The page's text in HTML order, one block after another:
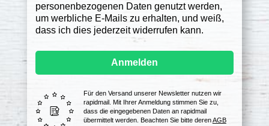
personenbezogenen Daten genutzt werden,
um werbliche E-Mails zu erhalten, und weiß,
dass ich dies jederzeit widerrufen kann.
Anmelden
Für den Versand unserer Newsletter nutzen wir
rapidmail. Mit Ihrer Anmeldung stimmen Sie zu,
dass die eingegebenen Daten an rapidmail
übermittelt werden. Beachten Sie bitte derenAGB